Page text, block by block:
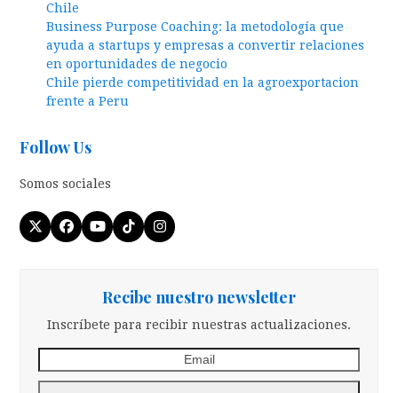
Chile
Business Purpose Coaching: la metodología que
ayuda a startups y empresas a convertir relaciones
en oportunidades de negocio
Chile pierde competitividad en la agroexportacion
frente a Peru
Follow Us
Somos sociales
Twitter
(deprecated)
Facebook
YouTube
TiktokInstagram
Recibe nuestro newsletter
Inscríbete para recibir nuestras actualizaciones.